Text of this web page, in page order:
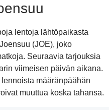
lentoja lähtöpaikasta
(JOE), joko
Seuraavia tarjouksia
viimeisen päivän aikana.
määränpäähän
muuttua koska tahansa.